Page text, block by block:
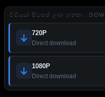
වීඩියෝ පිටපත් ලබා ගන්න .
720P
Direct download
1080P
Direct download